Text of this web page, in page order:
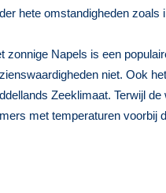
hete omstandigheden zoals
zonnige Napels is een
niet. Ook
Zeeklimaat. Terwijl
met temperaturen voorbij